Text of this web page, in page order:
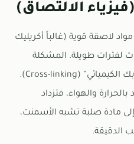
الالتصاق)
لاصقة قوية (غالباً أكريليك
لفترات طويلة. المشكلة
تكمن في ظاهرة تسمى “التشابك الكيميائي” (Cross-linking).
والهواء، فتزداد
مادة صلبة تشبه الأسمنت،
الدقيقة.